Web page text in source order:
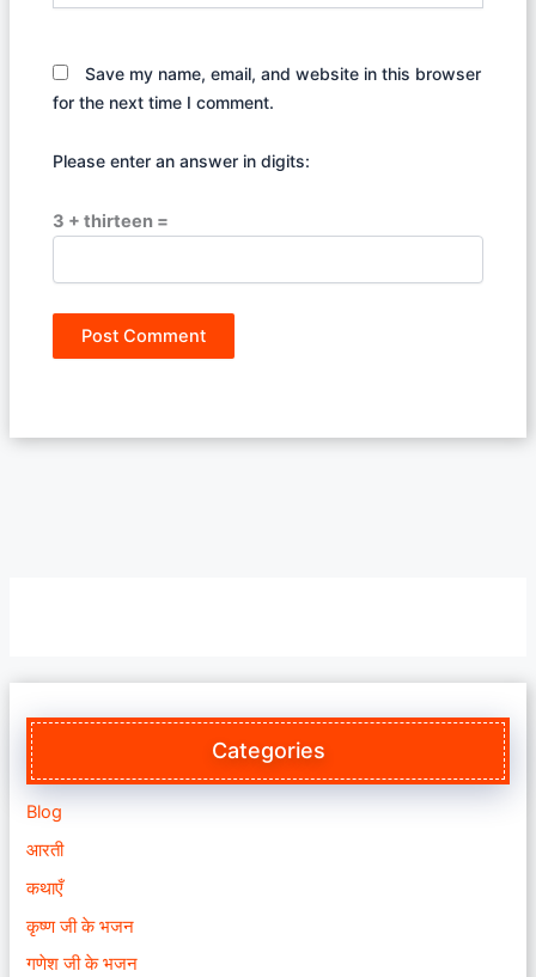
Save my name, email, and website in this browser
for the next time I comment.
Please enter an answer in digits:
3 + thirteen =
Categories
Blog
आरती
कथाएँ
कृष्ण जी के भजन
गणेश जी के भजन